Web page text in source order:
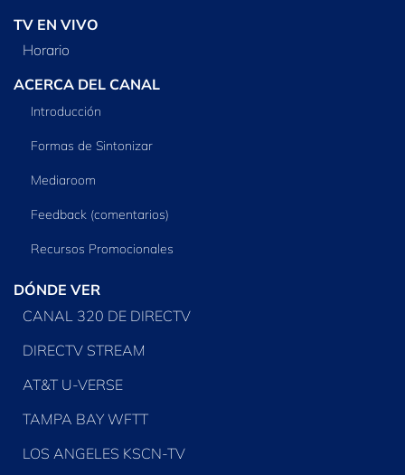
TV EN VIVO
Horario
ACERCA DEL CANAL
Introducción
Formas de Sintonizar
Mediaroom
Feedback (comentarios)
Recursos Promocionales
DÓNDE VER
CANAL 320 DE DIRECTV
DIRECTV STREAM
AT&T U-VERSE
TAMPA BAY WFTT
LOS ANGELES KSCN-TV